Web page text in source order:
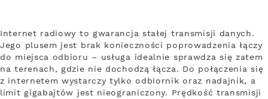
Internet radiowy to gwarancja stałej transmisji danych.
Jego plusem jest brak konieczności poprowadzenia łączy
do miejsca odbioru – usługa idealnie sprawdza się zatem
na terenach, gdzie nie dochodzą łącza. Do połączenia się
z internetem wystarczy tylko odbiornik oraz nadajnik, a
limit gigabajtów jest nieograniczony. Prędkość transmisji